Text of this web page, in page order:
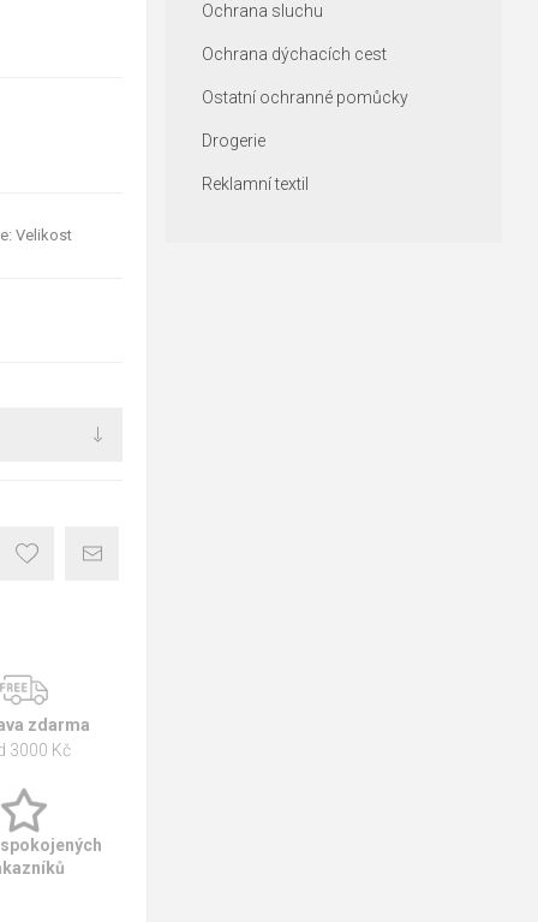
Velikost
zdarma
3000 Kč
Ochrana sluchu
Ochrana dýchacích cest
Ostatní ochranné pomůcky
Drogerie
Reklamní textil